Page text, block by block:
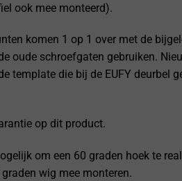
ook mee monteerd).
komen 1 op 1 over met de
oude schroefgaten gebruiken.
template die bij de EUFY deurbel
op dit product.
om een 60 graden hoek te
wig mee monteren.